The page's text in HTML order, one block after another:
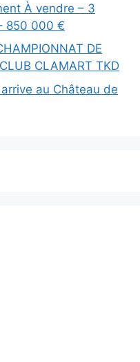
À vendre – 3
850 000 €
DE
CLAMART TKD
au Château de